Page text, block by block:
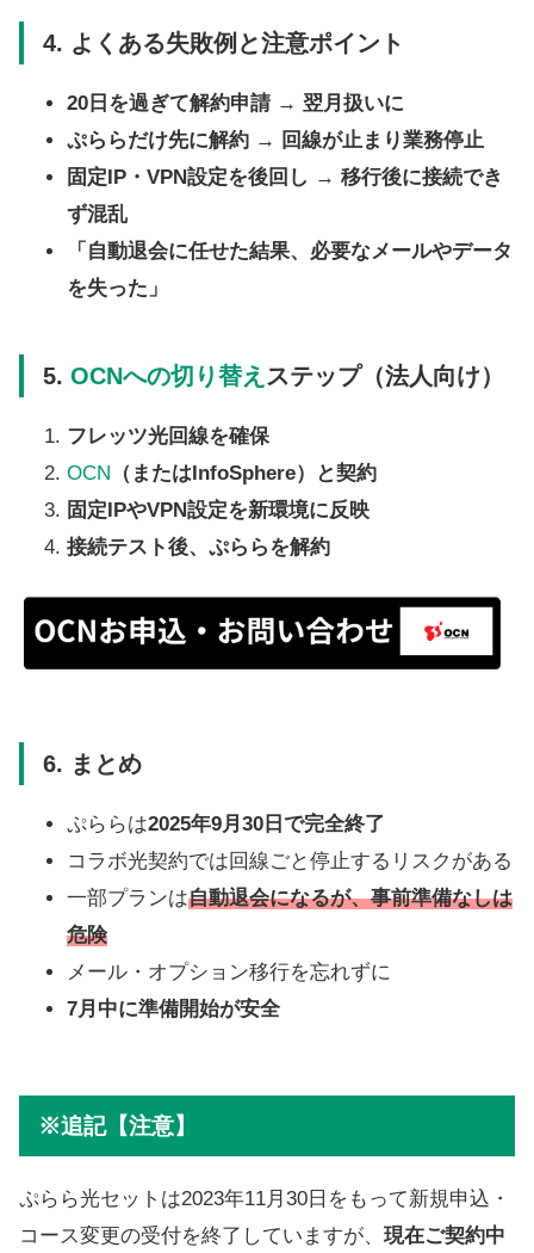
4. よくある失敗例と注意ポイント
20日を過ぎて解約申請 → 翌月扱いに
ぷららだけ先に解約 → 回線が止まり業務停止
固定IP・VPN設定を後回し → 移行後に接続でき
ず混乱
「自動退会に任せた結果、必要なメールやデータ
を失った」
5. OCNへの切り替え ステップ（法人向け）
フレッツ光回線を確保
OCN （またはInfoSphere）と契約
固定IPやVPN設定を新環境に反映
接続テスト後、ぷららを解約
6. まとめ
ぷららは2025年9月30日で完全終了
コラボ光契約では回線ごと停止するリスクがある
一部プランは自動退会になるが、事前準備なしは
危険
メール・オプション移行を忘れずに
7月中に準備開始が安全
※追記【注意】
ぷらら光セットは2023年11月30日をもって新規申込・
コース変更の受付を終了していますが、 現在ご契約中